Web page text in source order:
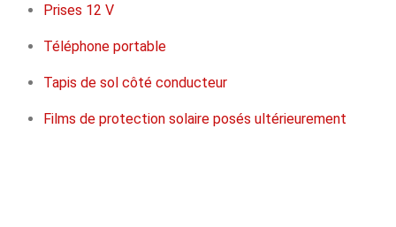
Prises 12 V
Téléphone portable
Tapis de sol côté conducteur
Films de protection solaire posés ultérieurement